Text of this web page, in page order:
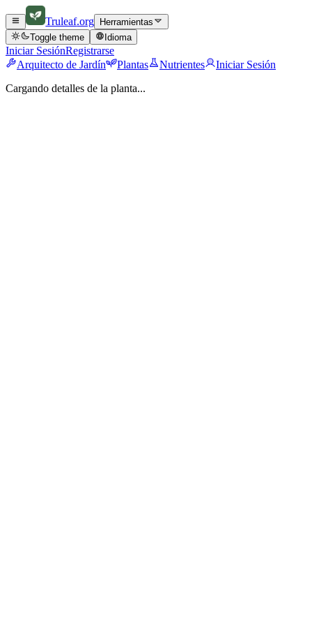
Truleaf.org
Herramientas
Toggle theme
Idioma
Iniciar SesiónRegistrarse
Arquitecto de Jardín
Plantas Nutrientes
Iniciar Sesión
Cargando detalles de la planta...